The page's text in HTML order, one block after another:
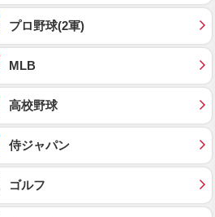
プロ野球(2軍)
MLB
高校野球
侍ジャパン
ゴルフ